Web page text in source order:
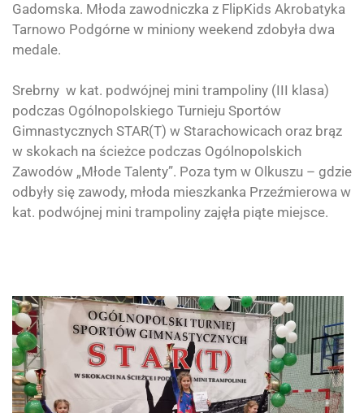
Gadomska. Młoda zawodniczka z FlipKids Akrobatyka
Tarnowo Podgórne w miniony weekend zdobyła dwa
medale.
Srebrny w kat. podwójnej mini trampoliny (III klasa)
podczas Ogólnopolskiego Turnieju Sportów
Gimnastycznych STAR(T) w Starachowicach oraz brąz
w skokach na ścieżce podczas Ogólnopolskich
Zawodów „Młode Talenty”. Poza tym w Olkuszu – gdzie
odbyły się zawody, młoda mieszkanka Przeźmierowa w
kat. podwójnej mini trampoliny zajęła piąte miejsce.